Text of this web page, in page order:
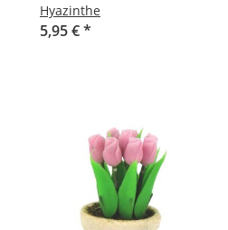
Hyazinthe
5,95 €*